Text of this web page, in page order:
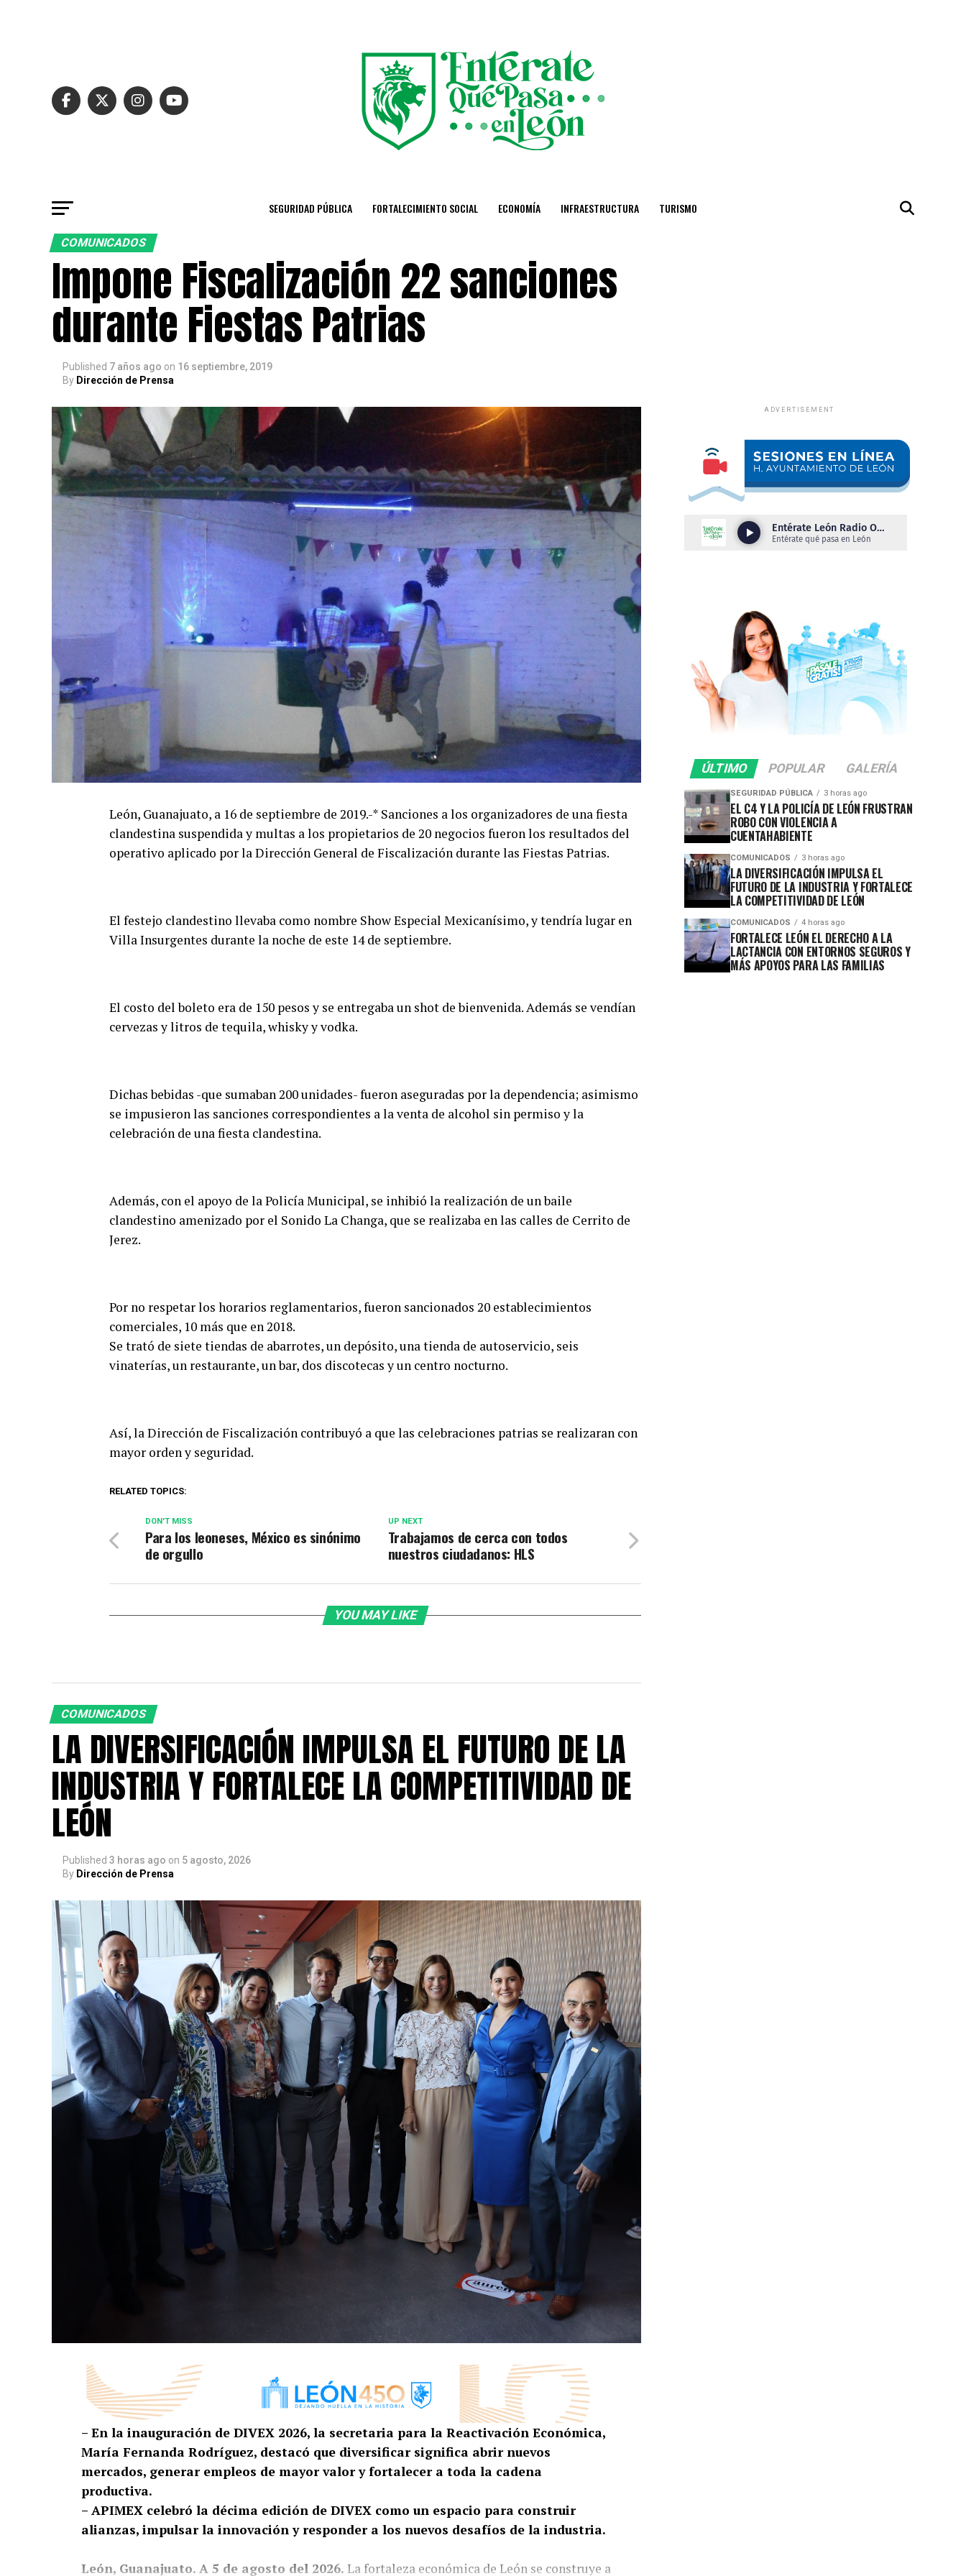
SEGURIDAD PÚBLICA FORTALECIMIENTO SOCIAL ECONOMÍA INFRAESTRUCTURA TURISMO
COMUNICADOS
Impone Fiscalización 22 sanciones
durante Fiestas Patrias
Published 7 años ago on 16 septiembre, 2019
By Dirección de Prensa
León, Guanajuato, a 16 de septiembre de 2019.-* Sanciones a los organizadores de una fiesta
clandestina suspendida y multas a los propietarios de 20 negocios fueron los resultados del
operativo aplicado por la Dirección General de Fiscalización durante las Fiestas Patrias.
El festejo clandestino llevaba como nombre Show Especial Mexicanísimo, y tendría lugar en
Villa Insurgentes durante la noche de este 14 de septiembre.
El costo del boleto era de 150 pesos y se entregaba un shot de bienvenida. Además se vendían
cervezas y litros de tequila, whisky y vodka.
Dichas bebidas -que sumaban 200 unidades- fueron aseguradas por la dependencia; asimismo
se impusieron las sanciones correspondientes a la venta de alcohol sin permiso y la
celebración de una fiesta clandestina.
Además, con el apoyo de la Policía Municipal, se inhibió la realización de un baile
clandestino amenizado por el Sonido La Changa, que se realizaba en las calles de Cerrito de
Jerez.
Por no respetar los horarios reglamentarios, fueron sancionados 20 establecimientos
comerciales, 10 más que en 2018.
Se trató de siete tiendas de abarrotes, un depósito, una tienda de autoservicio, seis
vinaterías, un restaurante, un bar, dos discotecas y un centro nocturno.
Así, la Dirección de Fiscalización contribuyó a que las celebraciones patrias se realizaran con
mayor orden y seguridad.
RELATED TOPICS:
UP NEXT
Trabajamos de cerca con todos
nuestros ciudadanos: HLS
DON'T MISS
Para los leoneses, México es sinónimo
de orgullo
YOU MAY LIKE
COMUNICADOS
LA DIVERSIFICACIÓN IMPULSA EL FUTURO DE LA
INDUSTRIA Y FORTALECE LA COMPETITIVIDAD DE
LEÓN
Published 3 horas ago on 5 agosto, 2026
By Dirección de Prensa
– En la inauguración de DIVEX 2026, la secretaria para la Reactivación Económica,
María Fernanda Rodríguez, destacó que diversificar significa abrir nuevos
mercados, generar empleos de mayor valor y fortalecer a toda la cadena
productiva.
– APIMEX celebró la décima edición de DIVEX como un espacio para construir
alianzas, impulsar la innovación y responder a los nuevos desafíos de la industria.
León, Guanajuato. A 5 de agosto del 2026. La fortaleza económica de León se construye a
ADVERTISEMENT
ÚLTIMO POPULAR GALERÍA
SEGURIDAD PÚBLICA 3 horas ago
EL C4 Y LA POLICÍA DE LEÓN FRUSTRAN
ROBO CON VIOLENCIA A
CUENTAHABIENTE
COMUNICADOS 3 horas ago
LA DIVERSIFICACIÓN IMPULSA EL
FUTURO DE LA INDUSTRIA Y FORTALECE
LA COMPETITIVIDAD DE LEÓN
COMUNICADOS 4 horas ago
FORTALECE LEÓN EL DERECHO A LA
LACTANCIA CON ENTORNOS SEGUROS Y
MÁS APOYOS PARA LAS FAMILIAS